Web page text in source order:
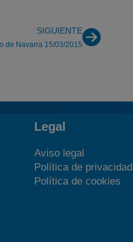
SIGUIENTE
de Navarra 15/03/2015
Legal
Aviso legal
Política de privacidad
Política de cookies